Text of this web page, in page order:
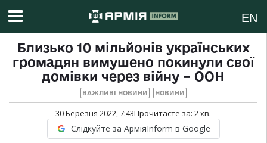
EN
Близько 10 мільйонів українських
громадян вимушено покинули свої
домівки через війну – ООН
ВАЖЛИВІ НОВИНИ НОВИНИ
30 Березня 2022, 7:43Прочитаєте за: 2хв.
Слідкуйте за АрміяInform в Google